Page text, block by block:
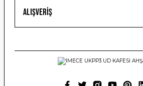
Alışveriş